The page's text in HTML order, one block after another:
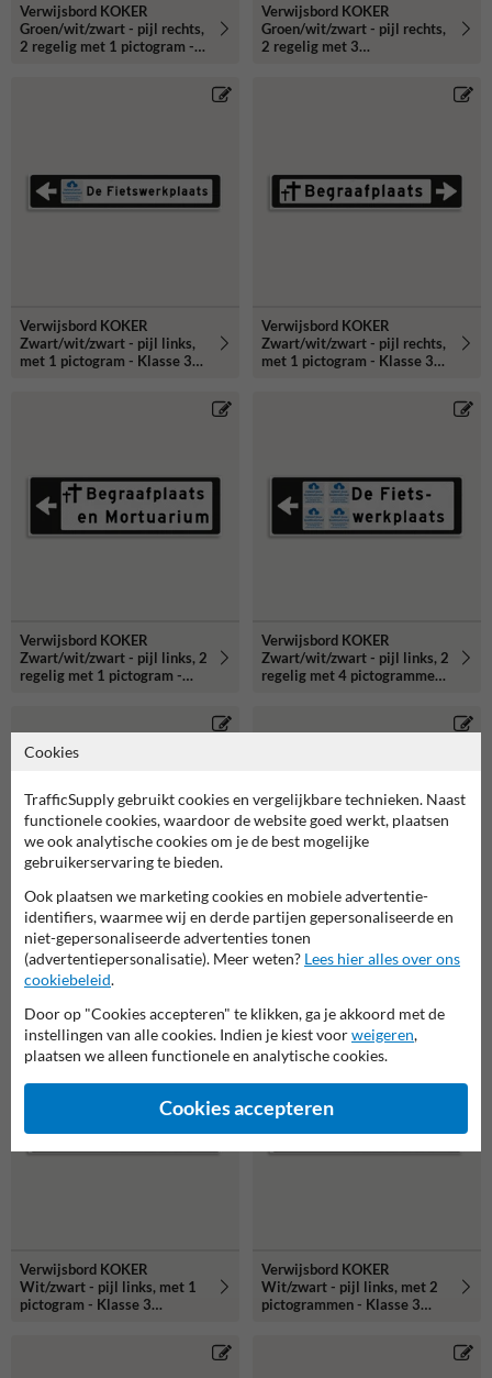
Verwijsbord KOKER
Groen/wit/zwart - pijl rechts,
2 regelig met 1 pictogram -
Verwijsbord KOKER
Groen/wit/zwart - pijl rechts,
2 regelig met 3
Verwijsbord KOKER
Zwart/wit/zwart - pijl links,
met 1 pictogram - Klasse 3
Verwijsbord KOKER
Zwart/wit/zwart - pijl rechts,
met 1 pictogram - Klasse 3
Verwijsbord KOKER
Zwart/wit/zwart - pijl links, 2
regelig met 1 pictogram -
Verwijsbord KOKER
Zwart/wit/zwart - pijl links, 2
regelig met 4 pictogrammen
Verwijsbord KOKER
Zwart/wit/zwart - pijl rechts,
2 regelig met 2
pictogrammen - Klasse 3
reflecterend
Verwijsbord KOKER
Zwart/wit/zwart - pijl rechts,
pictogrammen - Klasse 3
reflecterend
Verwijsbord KOKER
Wit/zwart - pijl links, met 1
pictogram - Klasse 3
Verwijsbord KOKER
Wit/zwart - pijl links, met 2
pictogrammen - Klasse 3
Cookies
TrafficSupply gebruikt cookies en vergelijkbare technieken. Naast
functionele cookies, waardoor de website goed werkt, plaatsen
we ook analytische cookies om je de best mogelijke
gebruikerservaring te bieden.
Ook plaatsen we marketing cookies en mobiele advertentie-
identifiers, waarmee wij en derde partijen gepersonaliseerde en
niet-gepersonaliseerde advertenties tonen
(advertentiepersonalisatie). Meer weten? Lees hier alles over ons
cookiebeleid.
Door op "Cookies accepteren" te klikken, ga je akkoord met de
instellingen van alle cookies. Indien je kiest voorweigeren,
plaatsen we alleen functionele en analytische cookies.
Cookies accepteren